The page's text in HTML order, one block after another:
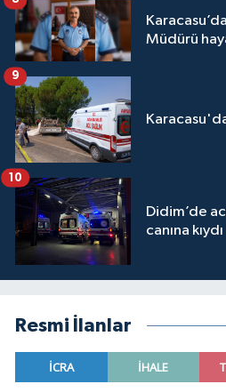
Müdürü
9
Didim’de
canına kıydı
10
Resmi İlanlar